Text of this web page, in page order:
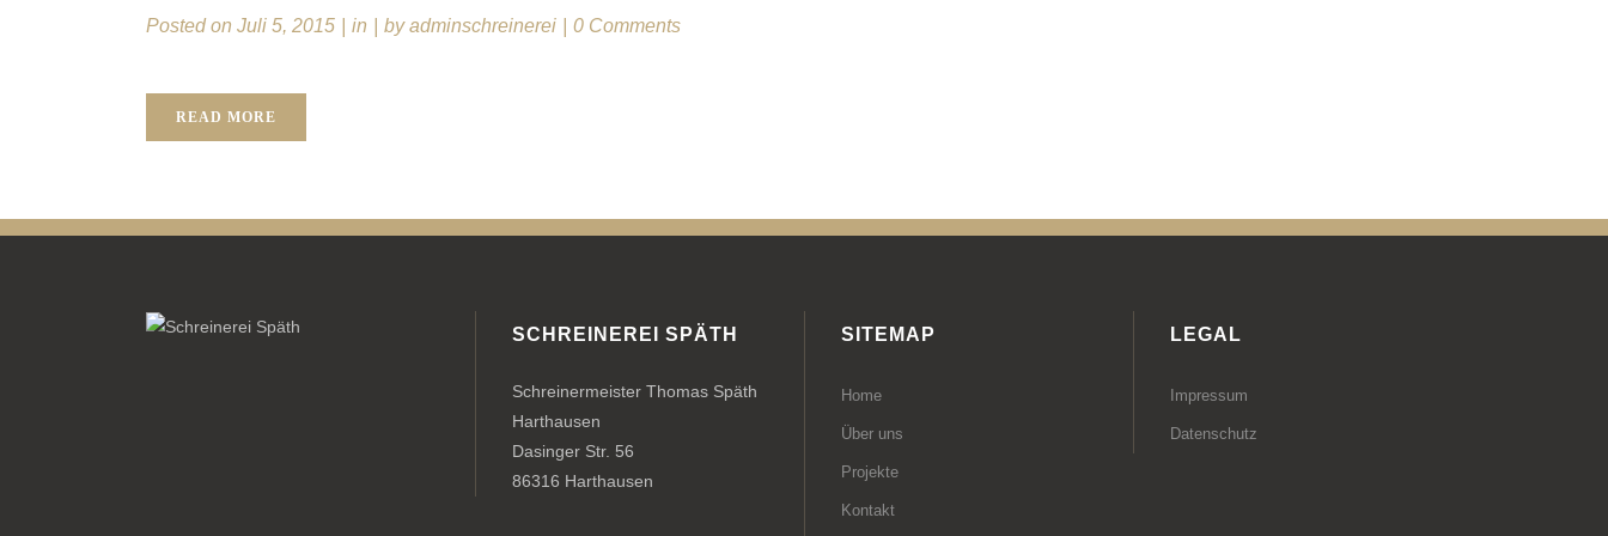
Posted on Juli 5, 2015 in byadminschreinerei 0 Comments
READ MORE
SCHREINEREI SPÄTH
Schreinermeister Thomas Späth
Harthausen
Dasinger Str. 56
86316 Harthausen
SITEMAP
Home
Über uns
Projekte
Kontakt
LEGAL
Impressum
Datenschutz